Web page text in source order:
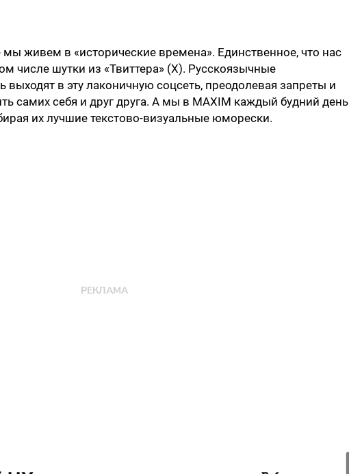
мы живем в «исторические времена». Единственное, что нас
числе шутки из «Твиттера» (X). Русскоязычные
выходят в эту лаконичную соцсеть, преодолевая запреты и
самих себя и друг друга. А мы в MAXIM каждый будний день
их лучшие текстово-визуальные юморески.